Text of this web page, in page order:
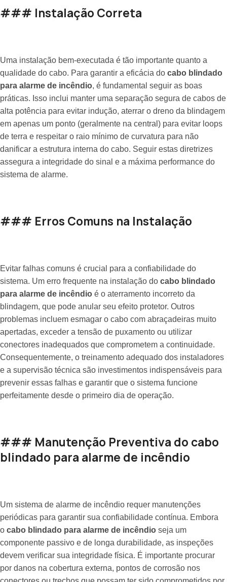
### Instalação Correta
Uma instalação bem-executada é tão importante quanto a
qualidade do cabo. Para garantir a eficácia do cabo blindado
para alarme de incêndio, é fundamental seguir as boas
práticas. Isso inclui manter uma separação segura de cabos de
alta potência para evitar indução, aterrar o dreno da blindagem
em apenas um ponto (geralmente na central) para evitar loops
de terra e respeitar o raio mínimo de curvatura para não
danificar a estrutura interna do cabo. Seguir estas diretrizes
assegura a integridade do sinal e a máxima performance do
sistema de alarme.
### Erros Comuns na Instalação
Evitar falhas comuns é crucial para a confiabilidade do
sistema. Um erro frequente na instalação do cabo blindado
para alarme de incêndio é o aterramento incorreto da
blindagem, que pode anular seu efeito protetor. Outros
problemas incluem esmagar o cabo com abraçadeiras muito
apertadas, exceder a tensão de puxamento ou utilizar
conectores inadequados que comprometem a continuidade.
Consequentemente, o treinamento adequado dos instaladores
e a supervisão técnica são investimentos indispensáveis para
prevenir essas falhas e garantir que o sistema funcione
perfeitamente desde o primeiro dia de operação.
### Manutenção Preventiva do cabo
blindado para alarme de incêndio
Um sistema de alarme de incêndio requer manutenções
periódicas para garantir sua confiabilidade contínua. Embora
o cabo blindado para alarme de incêndio seja um
componente passivo e de longa durabilidade, as inspeções
devem verificar sua integridade física. É importante procurar
por danos na cobertura externa, pontos de corrosão nos